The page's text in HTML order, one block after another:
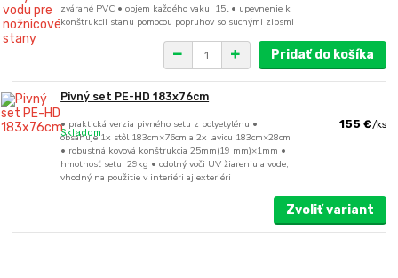
zvárané PVC • objem každého vaku: 15l • upevnenie k
konštrukcii stanu pomocou popruhov so suchými zipsmi
Pridať do košíka
Pivný set PE-HD 183x76cm
• praktická verzia pivného setu z polyetylénu •
obsahuje 1x stôl 183cm×76cm a 2x lavicu 183cm×28cm
• robustná kovová konštrukcia 25mm(19 mm)×1mm •
hmotnosť setu: 29kg • odolný voči UV žiareniu a vode,
vhodný na použitie v interiéri aj exteriéri
155 €/ks
Skladom
Zvoliť variant